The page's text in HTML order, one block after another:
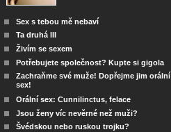
Sex s tebou mě nebaví
Ta druhá III
Živím se sexem
Potřebujete společnost? Kupte si gigola
Zachraňme své muže! Dopřejme jim orální
sex!
Orální sex: Cunnilinctus, felace
Jsou ženy víc nevěrné než muži?
Švédskou nebo ruskou trojku?